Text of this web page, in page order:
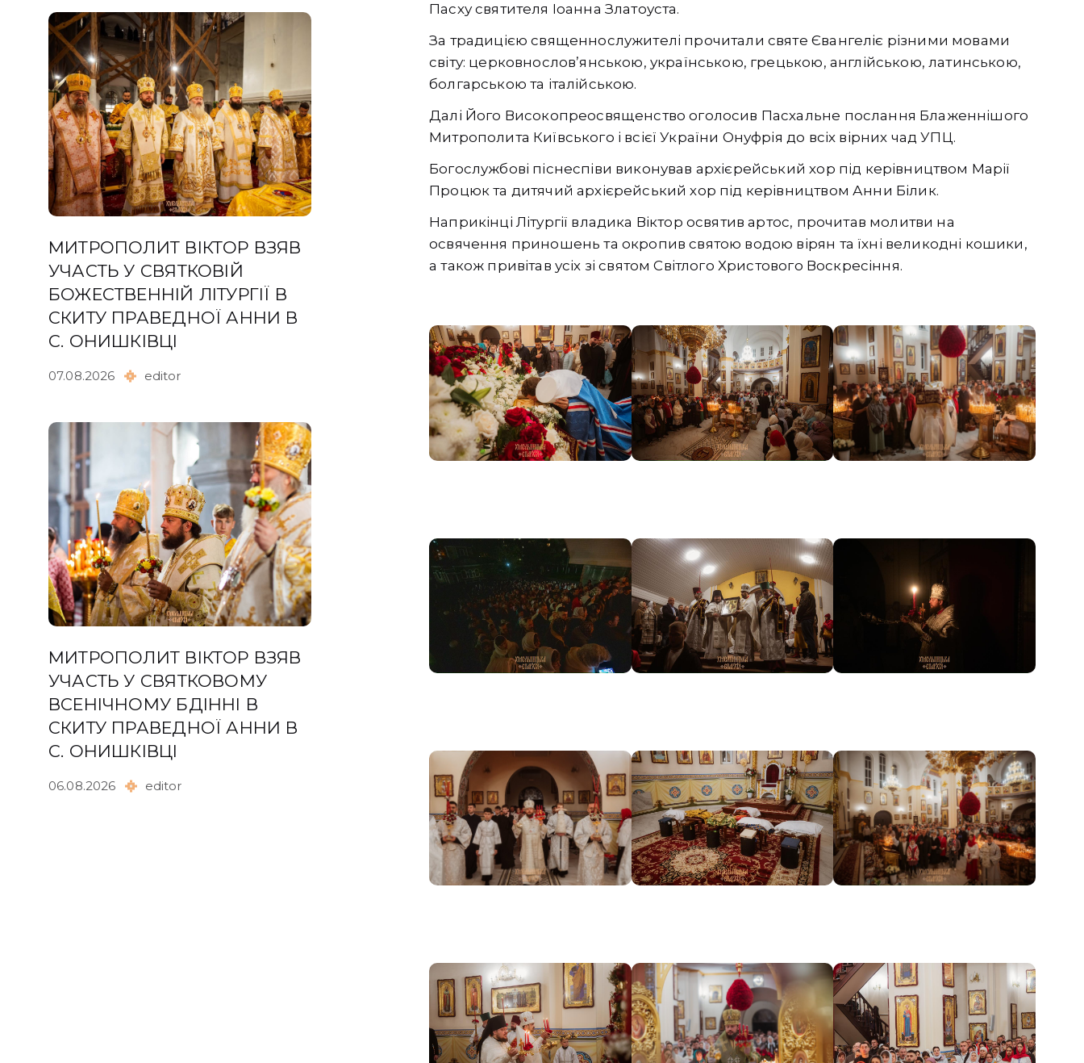
МИТРОПОЛИТ ВІКТОР ВЗЯВ
УЧАСТЬ У СВЯТКОВІЙ
БОЖЕСТВЕННІЙ ЛІТУРГІЇ В
СКИТУ ПРАВЕДНОЇ АННИ В
С. ОНИШКІВЦІ
07.08.2026 editor
МИТРОПОЛИТ ВІКТОР ВЗЯВ
УЧАСТЬ У СВЯТКОВОМУ
ВСЕНІЧНОМУ БДІННІ В
СКИТУ ПРАВЕДНОЇ АННИ В
С. ОНИШКІВЦІ
06.08.2026 editor
Пасху святителя Іоанна Златоуста.
За традицією священнослужителі прочитали святе Євангеліє різними мовами
світу: церковнословʼянською, українською, грецькою, англійською, латинською,
болгарською та італійською.
Далі Його Високопреосвященство оголосив Пасхальне послання Блаженнішого
Митрополита Київського і всієї України Онуфрія до всіх вірних чад УПЦ.
Богослужбові піснеспіви виконував архієрейський хор під керівництвом Марії
Процюк та дитячий архієрейський хор під керівництвом Анни Білик.
Наприкінці Літургії владика Віктор освятив артос, прочитав молитви на
освячення приношень та окропив святою водою вірян та їхні великодні кошики,
а також привітав усіх зі святом Світлого Христового Воскресіння.